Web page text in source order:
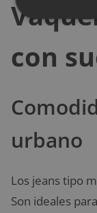
con
urbano
Los jeans tipo
Son ideales